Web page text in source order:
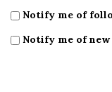
Notify me of
Notify me of